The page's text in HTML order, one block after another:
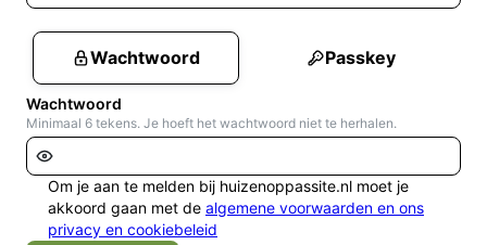
Wachtwoord Passkey
Wachtwoord
Minimaal 6 tekens. Je hoeft het wachtwoord niet te herhalen.
Om je aan te melden bij huizenoppassite.nl moet je
akkoord gaan met de algemene voorwaarden en ons
privacy en cookiebeleid